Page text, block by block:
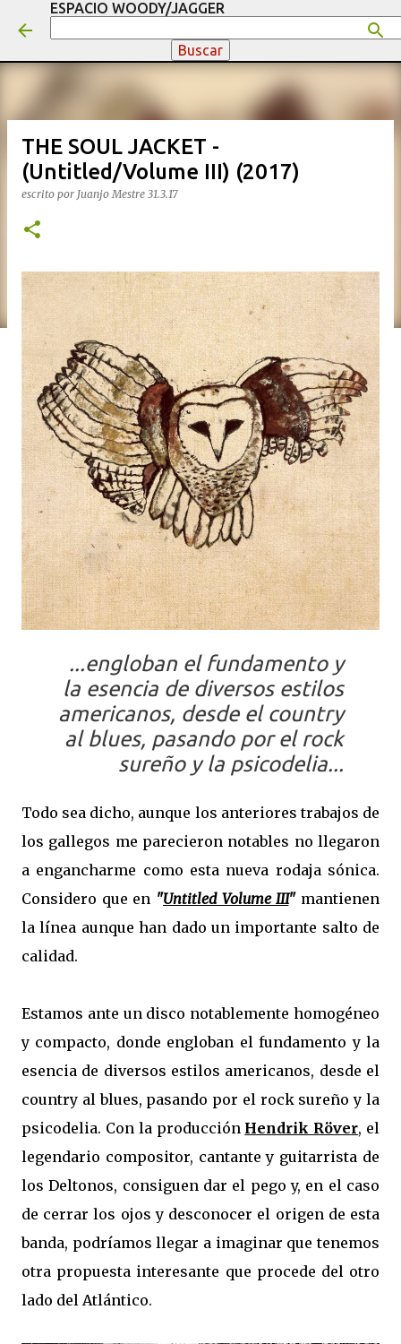
Ir al contenido principal
ESPACIO WOODY/JAGGER
THE SOUL JACKET -
(Untitled/Volume III) (2017)
escrito por Juanjo Mestre 31.3.17
...engloban el fundamento y
la esencia de diversos estilos
americanos, desde el country
al blues, pasando por el rock
sureño y la psicodelia...
Todo sea dicho, aunque los anteriores trabajos de
los gallegos me parecieron notables no llegaron
a engancharme como esta nueva rodaja sónica.
Considero que en "Untitled Volume III"mantienen
la línea aunque han dado un importante salto de
calidad.
Estamos ante un disco notablemente homogéneo
y compacto, donde engloban el fundamento y la
esencia de diversos estilos americanos, desde el
country al blues, pasando por el rock sureño y la
psicodelia. Con la producción Hendrik Röver, el
legendario compositor, cantante y guitarrista de
los Deltonos, consiguen dar el pego y, en el caso
de cerrar los ojos y desconocer el origen de esta
banda, podríamos llegar a imaginar que tenemos
otra propuesta interesante que procede del otro
lado del Atlántico.